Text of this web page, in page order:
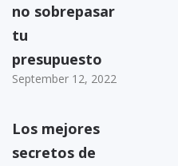
no sobrepasar
tu
presupuesto
September 12, 2022
Los mejores
secretos de